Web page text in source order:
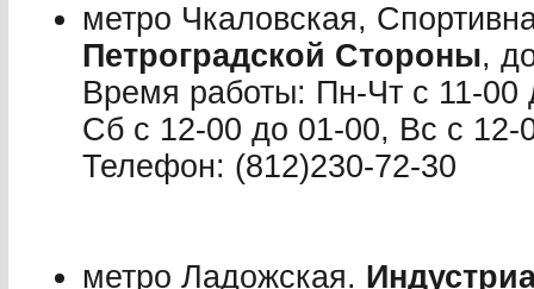
метро Чкаловская,
Петроградской Стороны,
Время работы: Пн-Чт с 11-00
Сб с 12-00 до 01-00, Вс с 12-
Телефон: (812)230-72-30
метро Ладожская.